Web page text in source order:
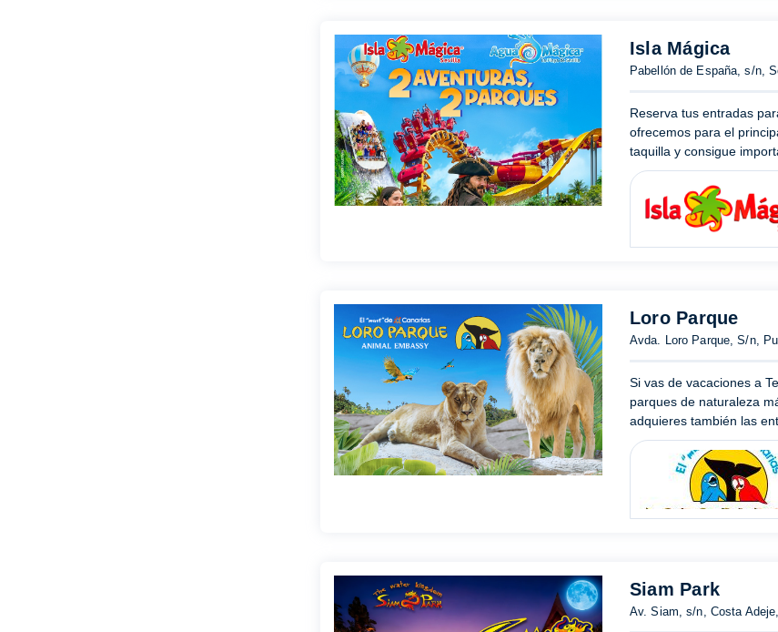
Isla Mágica
Pabellón de España, s/n,
Reserva tus entradas
ofrecemos para el
taquilla y consigue
Loro Parque
Avda. Loro Parque, S/n,
Si vas de vacaciones a
parques de naturaleza
adquieres también las
Siam Park
Av. Siam, s/n, Costa